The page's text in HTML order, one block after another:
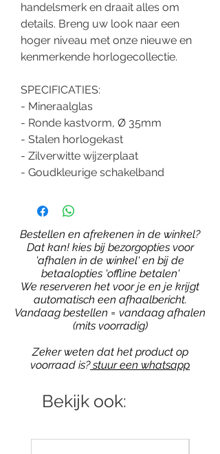
handelsmerk en draait alles om
details. Breng uw look naar een
hoger niveau met onze nieuwe en
kenmerkende horlogecollectie.
SPECIFICATIES:
- Mineraalglas
- Ronde kastvorm, Ø 35mm
- Stalen horlogekast
- Zilverwitte wijzerplaat
- Goudkleurige schakelband
Bestellen en afrekenen in de winkel?
Dat kan! kies bij bezorgopties voor
'afhalen in de winkel' en bij de
betaalopties 'offline betalen'
We reserveren het voor je en je krijgt
automatisch een afhaalbericht.
Vandaag bestellen = vandaag afhalen
(mits voorradig)
Zeker weten dat het product op
voorraad is?stuur een whatsapp
Bekijk ook: